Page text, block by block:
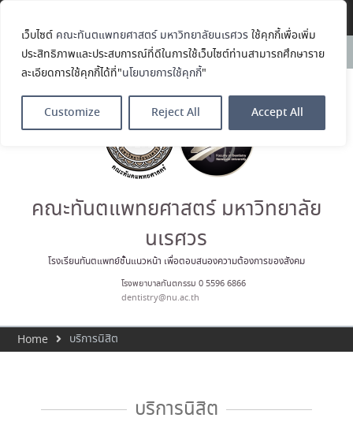
เว็บไซต์ คณะทันตแพทยศาสตร์ มหาวิทยาลัยนเรศวร ใช้คุกกี้เพื่อเพิ่ม
ประสิทธิภาพและประสบการณ์ที่ดีในการใช้เว็บไซต์ท่านสามารถศึกษาราย
ละเอียดการใช้คุกกี้ได้ที่"นโยบายการใช้คุกกี้"
Customize Reject All Accept All
News:
ชั่วคราวรายวัน ตำแหน่ง พนักงาน
คณะทันตแพทยศาสตร์
มหาวิทยาลัยนเรศวร ร่วมออกบูธ
ศาสตรบัณฑิต และหลักสูตร
ประกาศนียบัตรผู้ช่วยทันตแพทย์
กิจกรรม NU Explore: เคลียร์ตัว
ตน ค้นหาตัวเอง
ขอแสดงความยินดีกับ รศ.ทพญ.รัช
วรรณ ตัณศลารักษ์ อาจารย์ประจำ
ภาควิชาทันตกรรมป้องกัน สาขาวิชา
ตำแหน่ง เลขาธิการสมาคม
ทันตแพทย์จัดฟันแห่ง
คณะทันตแพทยศาสตร์ มหาวิทยาลัย
นเรศวร
โรงเรียนทันตแพทย์ชั้นแนวหน้า เพื่อตอบสนองความต้องการของสังคม
โรงพยาบาลทันตกรรม 0 5596 6866
dentistry@nu.ac.th
Home บริการนิสิต
บริการนิสิต